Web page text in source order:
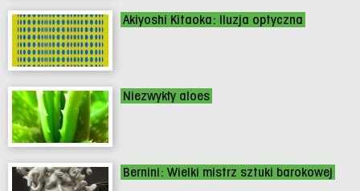
Akiyoshi Kitaoka: Iluzja optyczna
Niezwykły aloes
Bernini: Wielki mistrz sztuki barokowej